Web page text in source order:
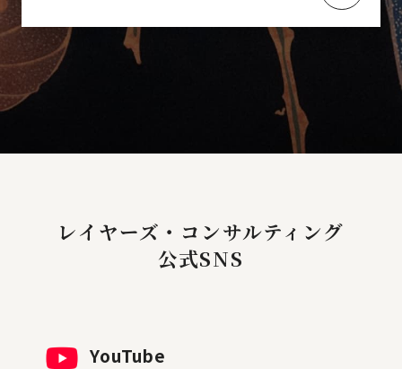
レイヤーズ・コンサルティング
公式SNS
YouTube